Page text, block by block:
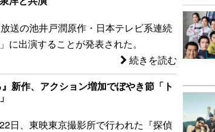
送の池井戸潤原作・日本テレビ系連続
に出演することが発表された。
続きを読む
新作、アクション増加でぼやき節「ト
日、東映東京撮影所で行われた『探偵